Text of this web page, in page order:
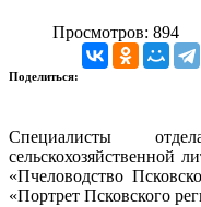
Просмотров: 894
Поделиться:
Специалисты
сельскохозяйственной
«Пчеловодство
«Портрет Псковского